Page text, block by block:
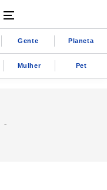
Gente Planeta
Mulher Pet